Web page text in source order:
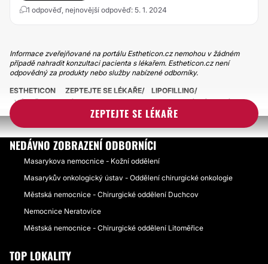
1 odpověď, nejnovější odpověď: 5. 1. 2024
Informace zveřejňované na portálu Estheticon.cz nemohou v žádném
případě nahradit konzultaci pacienta s lékařem. Estheticon.cz není
odpovědný za produkty nebo služby nabízené odborníky.
ZEPTEJTE SE LÉKAŘE
ESTHETICON ZEPTEJTE SE LÉKAŘE
LIPOFILLING
VÝPLŇ VLASTNÍM TUKEM NA PROPADLINU POD LÍCNÍ KOSTÍ
NEDÁVNO ZOBRAZENÍ ODBORNÍCI
Masarykova nemocnice - Kožní oddělení
Masarykův onkologický ústav - Oddělení chirurgické onkologie
Městská nemocnice - Chirurgické oddělení Duchcov
Nemocnice Neratovice
Městská nemocnice - Chirurgické oddělení Litoměřice
TOP LOKALITY